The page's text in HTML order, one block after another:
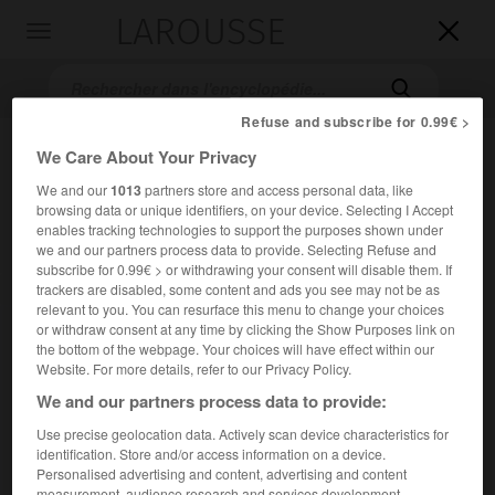


Accueil>Encyclopédie [litterature]> Dan Barbilian dit Ion Barbu
DanBarbilian,dit IonBarbu
Cet article est extrait de l'ouvrage Larousse « Dictionnaire
mondial des littératures ».
Poète et mathématicien roumain (Campulung, Arges, 1895 -
Refuse and subscribe for 0.99€ >
We Care About Your Privacy
We and our1013partners store and access personal data, like
browsing data or unique identifiers, on your device. Selecting I Accept
enables tracking technologies to support the purposes shown under
we and our partners process data to provide. Selecting Refuse and
subscribe for 0.99€ > or withdrawing your consent will disable them. If
trackers are disabled, some content and ads you see may not be as
relevant to you. You can resurface this menu to change your choices
or withdraw consent at any time by clicking the Show Purposes link on
the bottom of the webpage. Your choices will have effect within our
Website. For more details, refer to our Privacy Policy.
We and our partners process data to provide:
Use precise geolocation data. Actively scan device characteristics for
identification. Store and/or access information on a device.
Personalised advertising and content, advertising and content